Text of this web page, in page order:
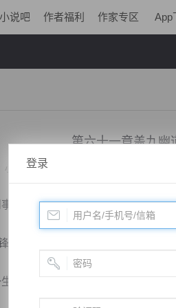
说吧 作者福利 作家专区 App
第六十一章盖九幽
小说：龙魂仙帝 更新时间
更不可逞匹夫之勇而枉送性命
性如烈火不甘屈辱的邵剑锋，在
未惧怕过任何人，要不是我三哥
登录